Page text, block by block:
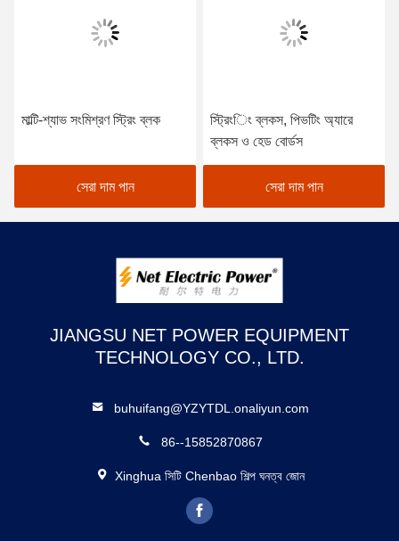
মাল্টি-শ্যাভ সংমিশ্রণ স্ট্রিং ব্লক
সেরা দাম পান
স্ট্রিংিং ব্লকস, পিভটিং অ্যারে
ব্লকস ও হেড বোর্ডস
সেরা দাম পান
JIANGSU NET POWER EQUIPMENT
TECHNOLOGY CO., LTD.
buhuifang@YZYTDL.onaliyun.com
86--15852870867
Xinghua সিটি Chenbao শিল্প ঘনত্ব জোন